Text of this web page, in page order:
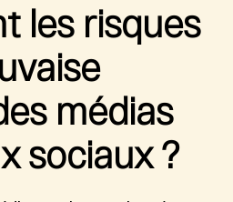
les risques
médias
sociaux ?